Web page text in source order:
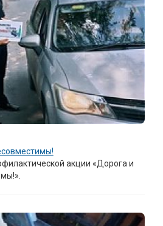
акции «Дорога и